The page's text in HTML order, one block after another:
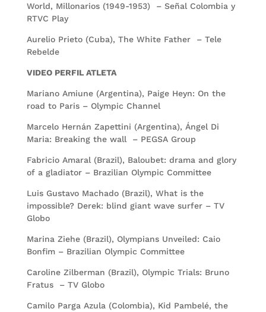
World, Millonarios (1949-1953) – Señal Colombia y
RTVC Play
Aurelio Prieto (Cuba), The White Father – Tele
Rebelde
VIDEO PERFIL ATLETA
Mariano Amiune (Argentina), Paige Heyn: On the
road to Paris – Olympic Channel
Marcelo Hernán Zapettini (Argentina), Ángel Di
Maria: Breaking the wall – PEGSA Group
Fabricio Amaral (Brazil), Baloubet: drama and glory
of a gladiator – Brazilian Olympic Committee
Luis Gustavo Machado (Brazil), What is the
impossible? Derek: blind giant wave surfer – TV
Globo
Marina Ziehe (Brazil), Olympians Unveiled: Caio
Bonfim – Brazilian Olympic Committee
Caroline Zilberman (Brazil), Olympic Trials: Bruno
Fratus – TV Globo
Camilo Parga Azula (Colombia), Kid Pambelé, the